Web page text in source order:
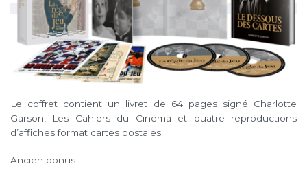
Le coffret contient un livret de 64 pages signé Charlotte
Garson, Les Cahiers du Cinéma et quatre reproductions
d’affiches format cartes postales.
Ancien bonus :